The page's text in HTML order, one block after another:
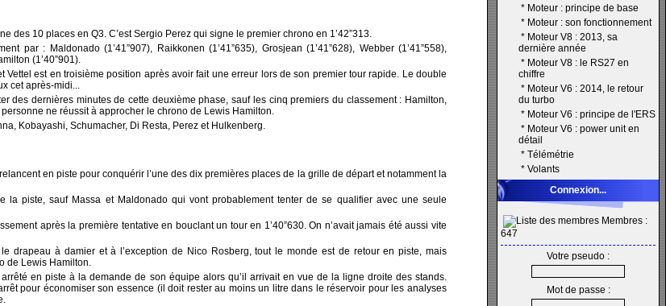
des 10 places en Q3. C’est Sergio Perez qui signe le premier chrono en 1’42”313.
par : Maldonado (1’41”907), Raikkonen (1’41”635), Grosjean (1’41”628), Webber (1’41”558),
(1’40”901).
Vettel est en troisième position après avoir fait une erreur lors de son premier tour rapide. Le double
cet après-midi...
des dernières minutes de cette deuxième phase, sauf les cinq premiers du classement : Hamilton,
ne réussit à approcher le chrono de Lewis Hamilton.
Kobayashi, Schumacher, Di Resta, Perez et Hulkenberg.
en piste pour conquérir l’une des dix premières places de la grille de départ et notamment la
la piste, sauf Massa et Maldonado qui vont probablement tenter de se qualifier avec une seule
après la première tentative en bouclant un tour en 1’40”630. On n’avait jamais été aussi vite
drapeau à damier et à l’exception de Nico Rosberg, tout le monde est de retour en piste, mais
de Lewis Hamilton.
en piste à la demande de son équipe alors qu’il arrivait en vue de la ligne droite des stands.
pour économiser son essence (il doit rester au moins un litre dans le réservoir pour les analyses
* Moteur : principe de base
* Moteur : son fonctionnement
* Moteur V8 : 2013, sa
dernière année
* Moteur V8 : le RS27 en
chiffre
* Moteur V6 : 2014, le retour
du turbo
* Moteur V6 : principe de l'ERS
* Moteur V6 : power unit en
détail
* Télémétrie
* Volants
Connexion...
Membres :
647
Votre pseudo :
Mot de passe :